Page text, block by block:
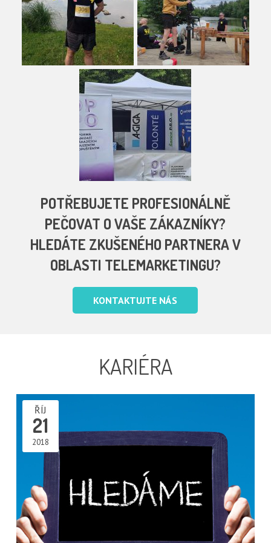
POTŘEBUJETE PROFESIONÁLNĚ
PEČOVAT O VAŠE ZÁKAZNÍKY?
HLEDÁTE ZKUŠENÉHO PARTNERA V
OBLASTI TELEMARKETINGU?
KONTAKTUJTE NÁS
KARIÉRA
ŘÍJ
21
2018